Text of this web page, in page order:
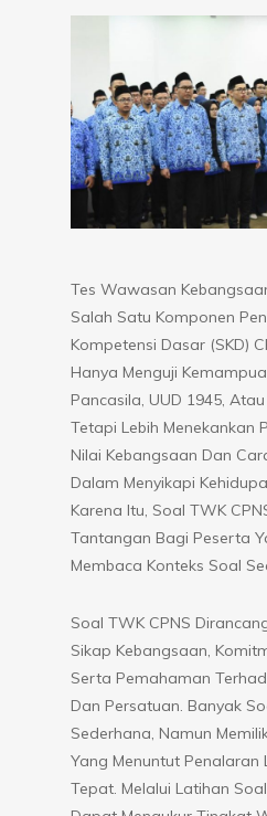
Tes Wawasan
Salah Satu Komponen
Kompetensi Dasar (SKD)
Hanya Menguji
Pancasila, UUD 1945,
Tetapi Lebih Menekankan
Nilai Kebangsaan Dan
Dalam Menyikapi
Karena Itu, Soal TWK
Tantangan Bagi Peserta
Membaca Konteks Soal
Soal TWK CPNS
Sikap Kebangsaan,
Serta Pemahaman
Dan Persatuan. Banyak
Sederhana, Namun
Yang Menuntut Penalaran
Tepat. Melalui Latihan